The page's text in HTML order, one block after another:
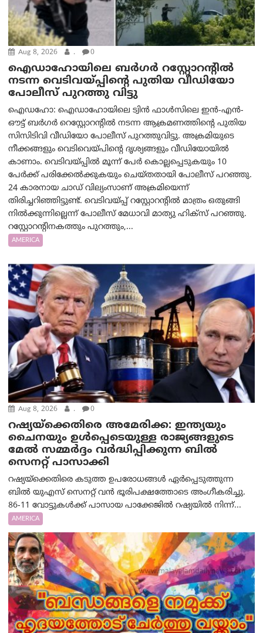
Aug 8, 2026 . 0
ഐഡാഹോയിലെ ബർഗർ റസ്റ്റോറന്റിൽ
നടന്ന വെടിവയ്പ്പിന്റെ പുതിയ വീഡിയോ
പോലീസ് പുറത്തു വിട്ടു
ഐഡഹോ: ഐഡാഹോയിലെ ട്വിൻ ഫാൾസിലെ ഇൻ-എൻ-
ഔട്ട് ബർഗർ റെസ്റ്റോറന്റിൽ നടന്ന ആക്രമണത്തിന്റെ പുതിയ
സിസിടിവി വീഡിയോ പോലീസ് പുറത്തുവിട്ടു. അക്രമിയുടെ
നീക്കങ്ങളും വെടിവെയ്പിന്റെ ദൃശ്യങ്ങളും വീഡിയോയില്‍
കാണാം. വെടിവയ്പ്പിൽ മൂന്ന് പേർ കൊല്ലപ്പെടുകയും 10
പേർക്ക് പരിക്കേൽക്കുകയും ചെയ്തതായി പോലീസ് പറഞ്ഞു.
24 കാരനായ ചാഡ് വില്യംസാണ് അക്രമിയെന്ന്
തിരിച്ചറിഞ്ഞിട്ടുണ്ട്. വെടിവയ്പ്പ് റസ്റ്റോറന്റിൽ മാത്രം ഒതുങ്ങി
നിൽക്കുന്നില്ലെന്ന് പോലീസ് മേധാവി മാത്യു ഹിക്സ് പറഞ്ഞു.
റസ്റ്റോറന്റിനകത്തും പുറത്തും,...
AMERICA
Aug 8, 2026 . 0
റഷ്യയ്‌ക്കെതിരെ അമേരിക്ക: ഇന്ത്യയും
ചൈനയും ഉൾപ്പെടെയുള്ള രാജ്യങ്ങളുടെ
മേൽ സമ്മർദ്ദം വർദ്ധിപ്പിക്കുന്ന ബിൽ
സെനറ്റ് പാസാക്കി
റഷ്യയ്‌ക്കെതിരെ കടുത്ത ഉപരോധങ്ങൾ ഏർപ്പെടുത്തുന്ന
ബിൽ യുഎസ് സെനറ്റ് വൻ ഭൂരിപക്ഷത്തോടെ അംഗീകരിച്ചു.
86-11 വോട്ടുകൾക്ക് പാസായ പാക്കേജിൽ റഷ്യയിൽ നിന്ന്...
AMERICA